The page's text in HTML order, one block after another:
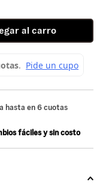
al carro
hasta en 6 cuotas
fáciles y sin costo